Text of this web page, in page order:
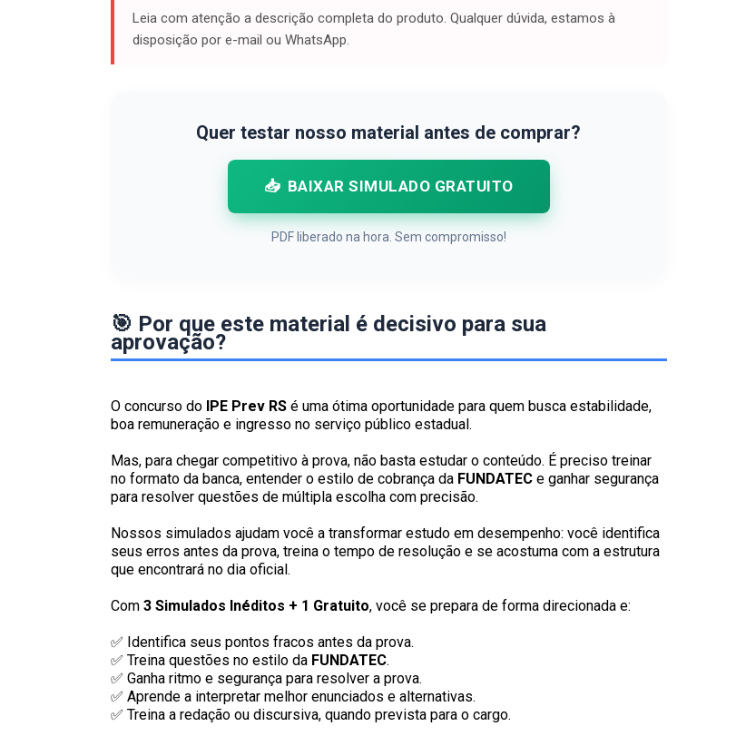
Leia com atenção a descrição completa do produto. Qualquer dúvida, estamos à
disposição por e-mail ou WhatsApp.
Quer testar nosso material antes de comprar?
📥 BAIXAR SIMULADO GRATUITO
PDF liberado na hora. Sem compromisso!
🎯 Por que este material é decisivo para sua
aprovação?
O concurso do IPE Prev RS é uma ótima oportunidade para quem busca estabilidade,
boa remuneração e ingresso no serviço público estadual.
Mas, para chegar competitivo à prova, não basta estudar o conteúdo. É preciso treinar
no formato da banca, entender o estilo de cobrança da FUNDATEC e ganhar segurança
para resolver questões de múltipla escolha com precisão.
Nossos simulados ajudam você a transformar estudo em desempenho: você identifica
seus erros antes da prova, treina o tempo de resolução e se acostuma com a estrutura
que encontrará no dia oficial.
Com 3 Simulados Inéditos + 1 Gratuito, você se prepara de forma direcionada e:
✅ Identifica seus pontos fracos antes da prova.
✅ Treina questões no estilo da FUNDATEC.
✅ Ganha ritmo e segurança para resolver a prova.
✅ Aprende a interpretar melhor enunciados e alternativas.
✅ Treina a redação ou discursiva, quando prevista para o cargo.